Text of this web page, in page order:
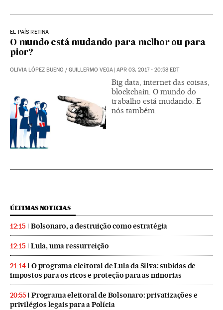
EL PAÍS RETINA
O mundo está mudando para melhor ou para
pior?
OLIVIA LÓPEZ BUENO / GUILLERMO VEGA APR 03, 2017 - 20:58 EDT
Big data, internet das coisas,
blockchain. O mundo do
trabalho está mudando. E
nós também.
ÚLTIMAS NOTICIAS
12:15 Bolsonaro, a destruição como estratégia
12:15 Lula, uma ressurreição
21:14
O programa eleitoral de Lula da Silva: subidas de
impostos para os ricos e proteção para as minorias
20:55
Programa eleitoral de Bolsonaro: privatizações e
privilégios legais para a Polícia